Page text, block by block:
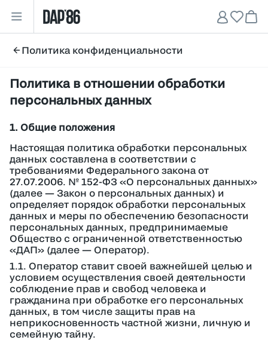
Политика конфиденциальности
Политика в отношении обработки
персональных данных
1. Общие положения
Настоящая политика обработки персональных
данных составлена в соответствии с
требованиями Федерального закона от
27.07.2006. № 152-ФЗ «О персональных данных»
(далее — Закон о персональных данных) и
определяет порядок обработки персональных
данных и меры по обеспечению безопасности
персональных данных, предпринимаемые
Общество с ограниченной ответственностью
«ДАП» (далее — Оператор).
1.1. Оператор ставит своей важнейшей целью и
условием осуществления своей деятельности
соблюдение прав и свобод человека и
гражданина при обработке его персональных
данных, в том числе защиты прав на
неприкосновенность частной жизни, личную и
семейную тайну.